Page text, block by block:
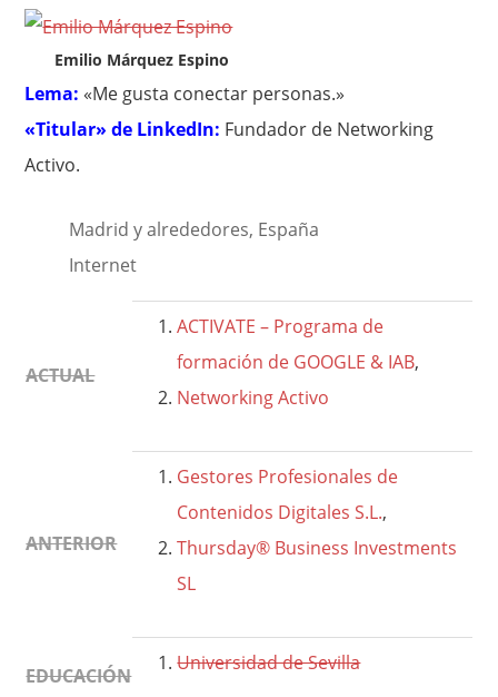
Emilio Márquez Espino
Lema: «Me gusta conectar personas.»
«Titular» de LinkedIn: Fundador de Networking
Activo.
Madrid y alrededores, España
Internet
ACTUAL
ACTIVATE – Programa de
formación de GOOGLE & IAB,
Networking Activo
ANTERIOR
Gestores Profesionales de
Contenidos Digitales S.L.,
Thursday® Business Investments
SL
EDUCACIÓN
Universidad de Sevilla